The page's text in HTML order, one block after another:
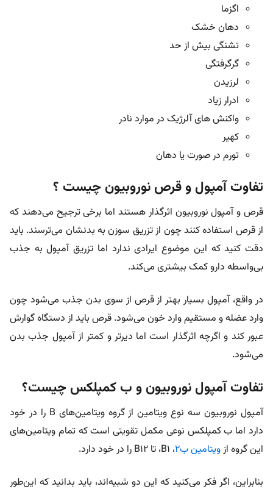
اگزما
دهان خشک
تشنگی بیش از حد
گرگرفتگی
لرزیدن
ادرار زیاد
واکنش های آلرژیک در موارد نادر
کهیر
تورم در صورت یا دهان
تفاوت آمپول و قرص نوروبیون چیست ؟
قرص و آمپول نوروبیون اثرگذار هستند اما برخی ترجیح می‌دهند که
از قرص استفاده کنند چون از تزریق سوزن به بدنشان می‌ترسند. باید
دقت کنید که این موضوع ایرادی ندارد اما تزریق آمپول به جذب
بی‌واسطه دارو کمک بیشتری می‌کند.
در واقع، آمپول بسیار بهتر از قرص از سوی بدن جذب می‌شود چون
وارد عضله و مستقیم وارد خون می‌شود. قرص باید از دستگاه گوارش
عبور کند و اگرچه اثرگذار است اما دیرتر و کمتر از آمپول جذب بدن
می‌شود.
تفاوت آمپول نوروبیون و ب کمپلکس چیست؟
آمپول نوروبیون سه نوع ویتامین از گروه ویتامین‌های B را در خود
دارد اما ب کمپلکس نوعی مکمل تقویتی است که تمام ویتامین‌های
این گروه ازویتامین ب2 ، B1، تا B12 را در خود دارد.
بنابراین، اگر فکر می‌کنید که این دو شبیه‌اند، باید بدانید که این‌طور